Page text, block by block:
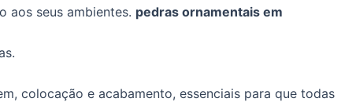
aos seus ambientes. pedras ornamentais em
colocação e acabamento, essenciais para que todas